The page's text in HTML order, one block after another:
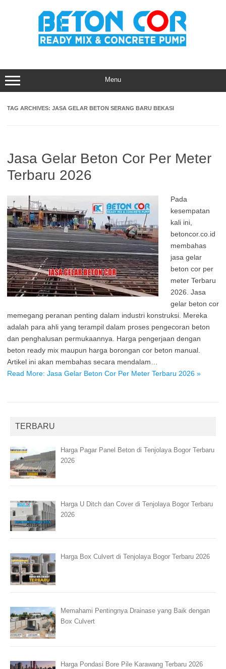
Menu
TAG ARCHIVES: JASA GELAR BETON SERANG BARU BEKASI
Jasa Gelar Beton Cor Per Meter
Terbaru 2026
Pada
kesempatan
kali ini,
betoncor.co.id
membahas
jasa gelar
beton cor per
meter Terbaru
2026. Jasa
gelar beton cor
memegang peranan penting dalam industri konstruksi. Mereka
adalah para ahli yang terampil dalam proses pengecoran beton
dan penghalusan permukaannya. Harga pengerjaan dengan
beton ready mix maupun harga borongan cor beton manual.
Artikel ini akan membahas secara mendalam…
Read More: Jasa Gelar Beton Cor Per Meter Terbaru 2026 »
TERBARU
Harga Pagar Panel Beton di Tenjolaya Bogor Terbaru
2026
Harga U Ditch dan Cover di Tenjolaya Bogor Terbaru
2026
Harga Box Culvert di Tenjolaya Bogor Terbaru 2026
Memahami Pentingnya Drainase yang Baik dengan
Box Culvert
Harga Pondasi Bore Pile Karawang Terbaru 2026